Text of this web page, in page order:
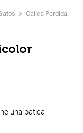
Calica Perdida:
una patica